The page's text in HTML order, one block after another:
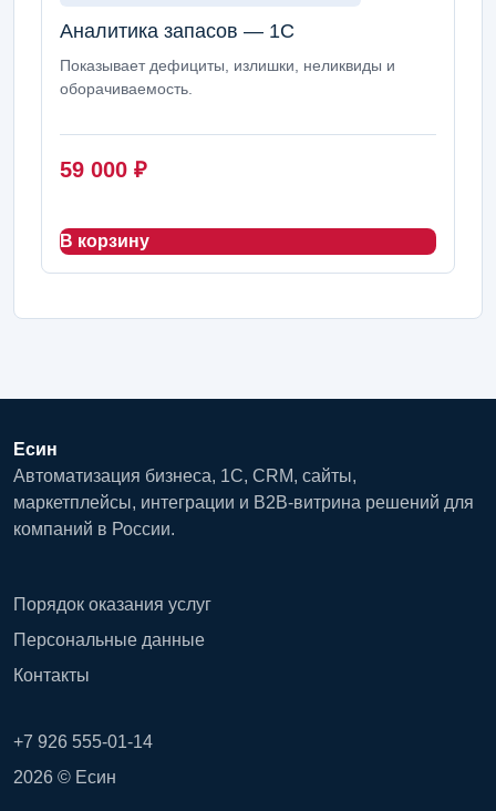
Аналитика запасов — 1С
Показывает дефициты, излишки, неликвиды и
оборачиваемость.
59 000 ₽
В корзину
Есин
Автоматизация бизнеса, 1С, CRM, сайты,
маркетплейсы, интеграции и B2B-витрина решений для
компаний в России.
Порядок оказания услуг
Персональные данные
Контакты
+7 926 555-01-14
2026 © Есин